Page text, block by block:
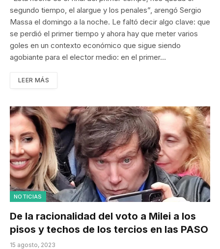
segundo tiempo, el alargue y los penales”, arengó Sergio
Massa el domingo a la noche. Le faltó decir algo clave: que
se perdió el primer tiempo y ahora hay que meter varios
goles en un contexto económico que sigue siendo
agobiante para el elector medio: en el primer…
LEER MÁS
NOTICIAS
De la racionalidad del voto a Milei a los
pisos y techos de los tercios en las PASO
15 agosto, 2023